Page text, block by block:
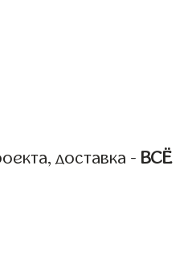
доставка - ВСЁ